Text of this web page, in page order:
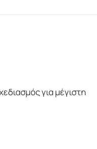
για μέγιστη